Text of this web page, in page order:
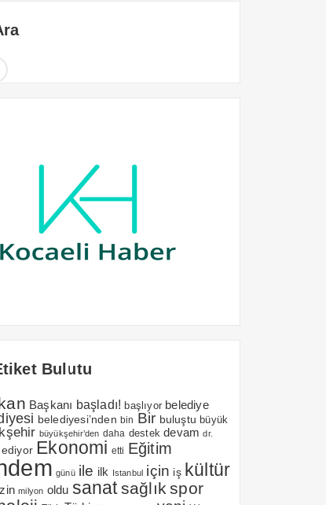
Bulutu
Başkanı başladı! başlıyor belediye
belediyesi’nden bin Bir buluştu büyük
büyükşehir’den daha destek devam dr.
ediyor Ekonomi etti Eğitim
günü ile ilk Istanbul için iş kültür
milyon oldu sanatsağlık spor